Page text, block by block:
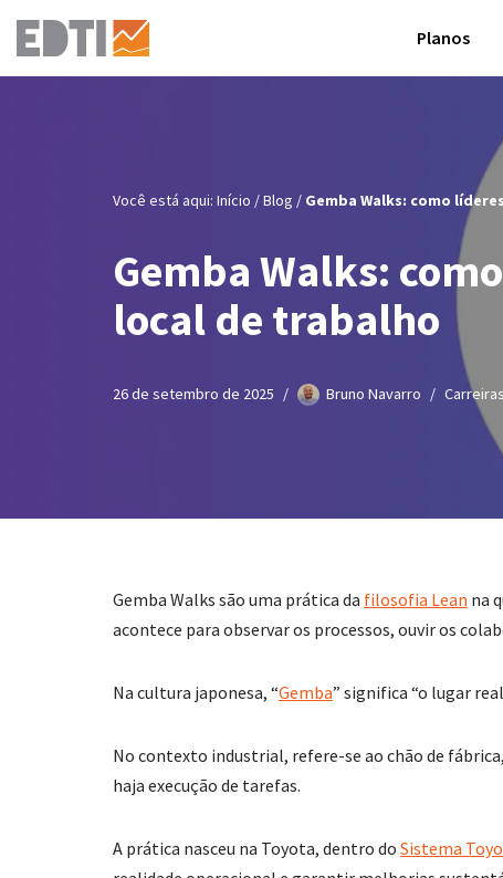
Pular
Planos
Você está aqui: Início /Blog / Gemba Walks: como
Gemba Walks:
local de trabalho
26 de setembro de 2025 Bruno Navarro
Gemba Walks são uma prática da filosofia Lean na
acontece para observar os processos, ouvir os
Na cultura japonesa, “Gemba” significa “o lugar
No contexto industrial, refere-se ao chão de
haja execução de tarefas.
A prática nasceu na Toyota, dentro do Sistema